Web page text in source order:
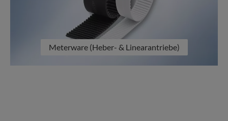
Meterware (Heber- & Linearantriebe)